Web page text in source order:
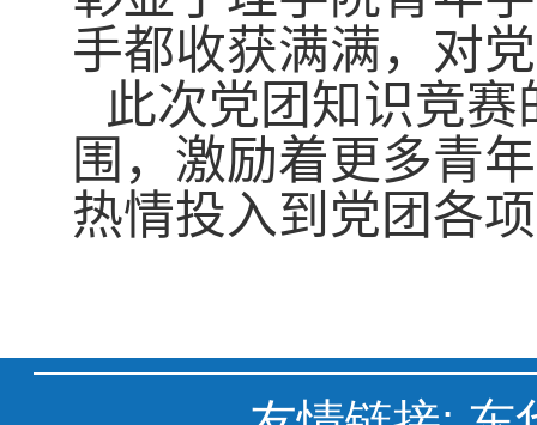
手都收获满满，对
此次党团知识竞
围，激励着更多青
热情投入到党团各